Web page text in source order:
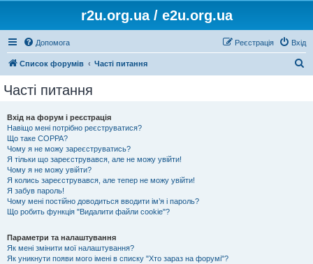
r2u.org.ua / e2u.org.ua
Допомога Вхід
Реєстрація
Список форумів Часті питання
Часті питання
Вхід на форум і реєстрація
Навіщо мені потрібно реєструватися?
Що таке COPPA?
Чому я не можу зареєструватись?
Я тільки що зареєструвався, але не можу увійти!
Чому я не можу увійти?
Я колись зареєструвався, але тепер не можу увійти!
Я забув пароль!
Чому мені постійно доводиться вводити ім’я і пароль?
Що робить функція "Видалити файли cookie"?
Параметри та налаштування
Як мені змінити мої налаштування?
Як уникнути появи мого імені в списку "Хто зараз на форумі"?